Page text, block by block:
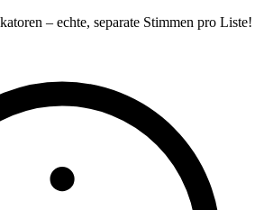
– echte, separate Stimmen pro Liste!